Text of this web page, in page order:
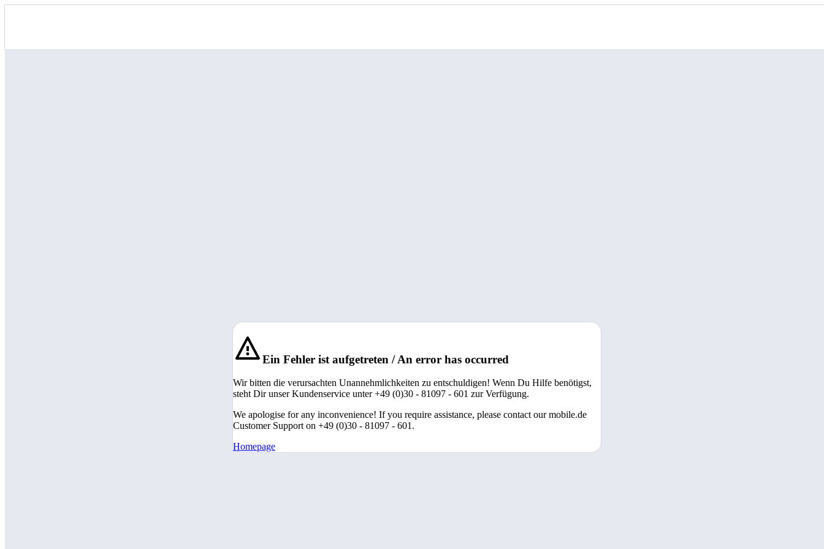
Ein Fehler ist aufgetreten / An error has occurred
Wir bitten die verursachten Unannehmlichkeiten zu entschuldigen! Wenn Du Hilfe benötigst,
steht Dir unser Kundenservice unter +49 (0)30 - 81097 - 601 zur Verfügung.
We apologise for any inconvenience! If you require assistance, please contact our mobile.de
Customer Support on +49 (0)30 - 81097 - 601.
Homepage